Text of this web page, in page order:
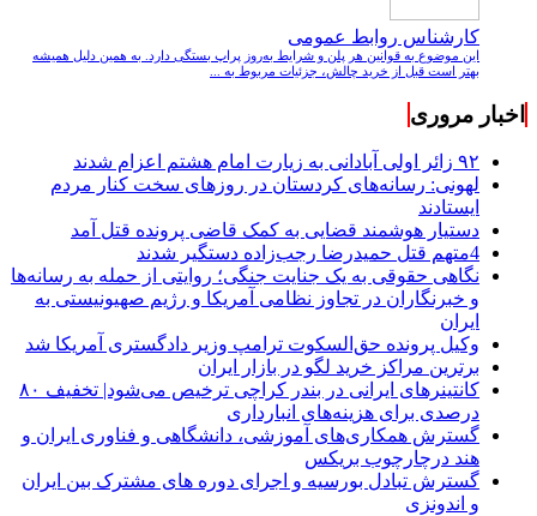
کارشناس روابط عمومی
این موضوع به قوانین هر پلن و شرایط به‌روز پراپ بستگی دارد. به همین دلیل همیشه
بهتر است قبل از خرید چالش، جزئیات مربوط به ...
اخبار مروری
۹۲ زائر اولی آبادانی به زیارت امام هشتم اعزام شدند
لهونی: رسانه‌های کردستان در روزهای سخت کنار مردم
ایستادند
دستیار هوشمند قضایی به کمک قاضی پرونده قتل آمد
4متهم قتل حمیدرضا رجب‌زاده دستگیر شدند
نگاهی حقوقی به یک جنایت جنگی؛ روایتی از حمله به رسانه‌ها
و خبرنگاران در تجاوز نظامی آمریکا و رژیم صهیونیستی به
ایران
وکیل پرونده حق‌السکوت ترامپ وزیر دادگستری آمریکا شد
برترین مراکز خرید لگو در بازار ایران
کانتینرهای ایرانی در بندر کراچی ترخیص می‌شود| تخفیف ۸۰
درصدی برای هزینه‌های انبارداری
گسترش همکاری‌های آموزشی، دانشگاهی و فناوری ایران و
هند درچارچوب بریکس
گسترش تبادل بورسیه و اجرای دوره های مشترک بین ایران
و اندونزی